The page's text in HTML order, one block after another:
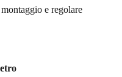
e regolare